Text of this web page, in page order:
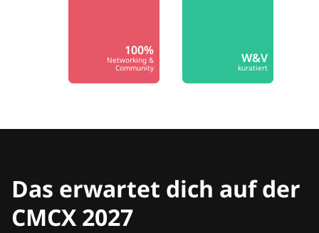
100%
Networking &
Community
W&V
kuratiert
Das erwartet dich auf der
CMCX 2027